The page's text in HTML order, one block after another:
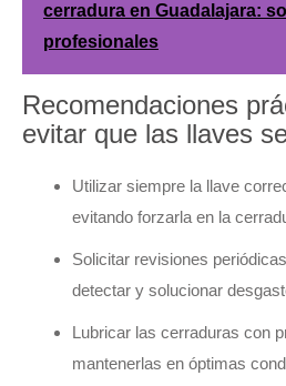
cerradura en Guadalajara:
profesionales
Recomendaciones
evitar que las llaves
Utilizar siempre la llave
evitando forzarla en la
Solicitar revisiones
detectar y solucionar
Lubricar las cerraduras con
mantenerlas en óptimas